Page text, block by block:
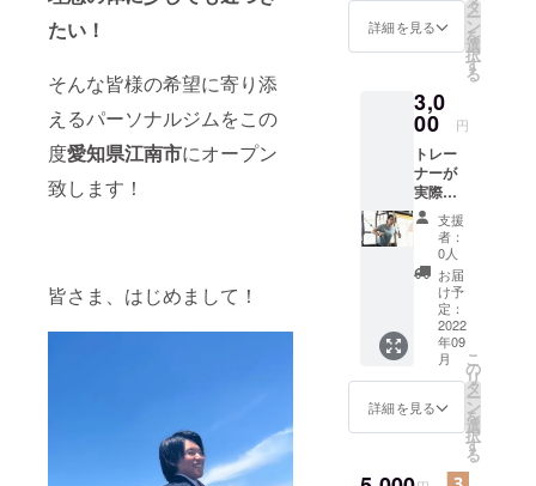
たい！
そんな皆様の希望に寄り添
えるパーソナルジムをこの
度愛知県江南市にオープン
致します！
皆さま、はじめまして！
詳細を見る
タ
ー
ン
を
選
択
す
る
3,0
00 円
トレー
ナーが
実際に
行って
いるト
レーニ
ングを
胸、背
中、肩
足、腕
のどれ
か気に
なる1部
位を
メール
にて送
す。 ご
支援
者：
0人
お届
け予
定：
2022
年09
月
詳細を見る
こ
の
リ
タ
ー
ン
を
選
択
す
る